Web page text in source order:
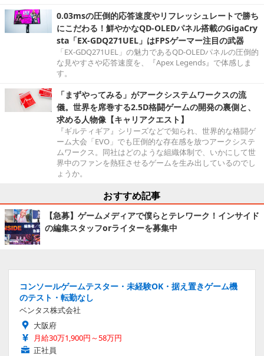
0.03msの圧倒的応答速度やリフレッシュレートで勝ち
にこだわる！鮮やかなQD-OLEDパネル搭載のGigaCry
sta「EX-GDQ271UEL」はFPSゲーマー注目の武器
「EX-GDQ271UEL」の魅力であるQD-OLEDパネルの圧倒的
な見やすさや応答速度を、『Apex Legends』で体感しま
す。
「まずやってみる」がアークシステムワークスの流
儀。世界を席巻する2.5D格闘ゲームの開発の裏側と、
求める人物像【キャリアクエスト】
『ギルティギア』シリーズなどで知られ、世界的な格闘ゲ
ーム大会「EVO」でも圧倒的な存在感を放つアークシステ
ムワークス。同社はどのような組織体制で、いかにして世
界中のファンを熱狂させるゲームを生み出しているのでし
ょうか。
おすすめ記事
【急募】ゲームメディアで僕らとテレワーク！インサイド
の編集スタッフorライターを募集中
コンソールゲームテスター・未経験OK・据え置きゲーム機
のテスト・転勤なし
ベンタス株式会社
大阪府
月給30万1,900円～58万円
正社員